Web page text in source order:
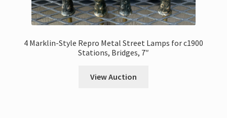
4 Marklin-Style Repro Metal Street Lamps for c1900
Stations, Bridges, 7″
View Auction